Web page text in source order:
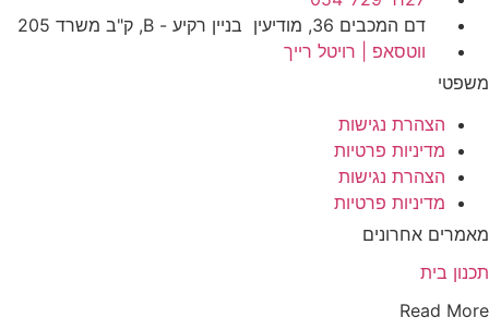
דם המכבים 36, מודיעין בניין רקיע - B, ק"ב משרד 205
ווטסאפ | רויטל רייך
משפטי
הצהרת נגישות
מדיניות פרטיות
הצהרת נגישות
מדיניות פרטיות
מאמרים אחרונים
תכנון בית
Read More